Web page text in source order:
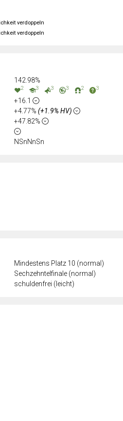
Mindestens Platz 10 (normal)
Sechzehntelfinale (normal)
schuldenfrei (leicht)
142.98%
2 3 3 3 2 3
+16.1
+4.77% (+1.9% HV)
+47.82%
NSnNnSn
verdoppeln
verdoppeln